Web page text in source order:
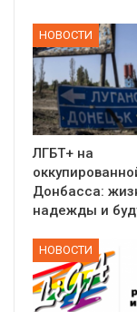
НОВОСТИ
ЛГБТ+ на
Донбасса:
надежды и
НОВОСТИ